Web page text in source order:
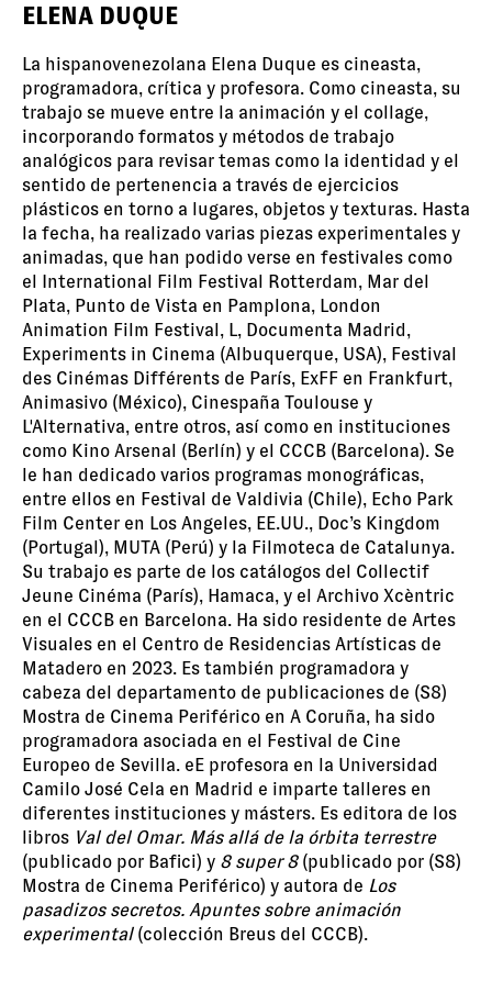
ELENA DUQUE
La hispanovenezolana Elena Duque es cineasta,
programadora, crítica y profesora. Como cineasta, su
trabajo se mueve entre la animación y el collage,
incorporando formatos y métodos de trabajo
analógicos para revisar temas como la identidad y el
sentido de pertenencia a través de ejercicios
plásticos en torno a lugares, objetos y texturas. Hasta
la fecha, ha realizado varias piezas experimentales y
animadas, que han podido verse en festivales como
el International Film Festival Rotterdam, Mar del
Plata, Punto de Vista en Pamplona, London
Animation Film Festival, L, Documenta Madrid,
Experiments in Cinema (Albuquerque, USA), Festival
des Cinémas Différents de París, ExFF en Frankfurt,
Animasivo (México), Cinespaña Toulouse y
L'Alternativa, entre otros, así como en instituciones
como Kino Arsenal (Berlín) y el CCCB (Barcelona). Se
le han dedicado varios programas monográficas,
entre ellos en Festival de Valdivia (Chile), Echo Park
Film Center en Los Angeles, EE.UU., Doc’s Kingdom
(Portugal), MUTA (Perú) y la Filmoteca de Catalunya.
Su trabajo es parte de los catálogos del Collectif
Jeune Cinéma (París), Hamaca, y el Archivo Xcèntric
en el CCCB en Barcelona. Ha sido residente de Artes
Visuales en el Centro de Residencias Artísticas de
Matadero en 2023. Es también programadora y
cabeza del departamento de publicaciones de (S8)
Mostra de Cinema Periférico en A Coruña, ha sido
programadora asociada en el Festival de Cine
Europeo de Sevilla. eE profesora en la Universidad
Camilo José Cela en Madrid e imparte talleres en
diferentes instituciones y másters. Es editora de los
libros Val del Omar. Más allá de la órbita terrestre
(publicado por Bafici) y 8 super 8(publicado por (S8)
Mostra de Cinema Periférico) y autora de Los
pasadizos secretos. Apuntes sobre animación
experimental(colección Breus del CCCB).